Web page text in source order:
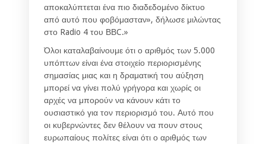
αποκαλύπτεται ένα πιο διαδεδομένο δίκτυο
από αυτό που φοβόμασταν», δήλωσε μιλώντας
στο Radio 4 του ΒΒC.»
Όλοι καταλαβαίνουμε ότι ο αριθμός των 5.000
υπόπτων είναι ένα στοιχείο περιορισμένης
σημασίας μιας και η δραματική του αύξηση
μπορεί να γίνει πολύ γρήγορα και χωρίς οι
αρχές να μπορούν να κάνουν κάτι το
ουσιαστικό για τον περιορισμό του. Αυτό που
οι κυβερνώντες δεν θέλουν να πουν στους
ευρωπαίους πολίτες είναι ότι ο αριθμός των